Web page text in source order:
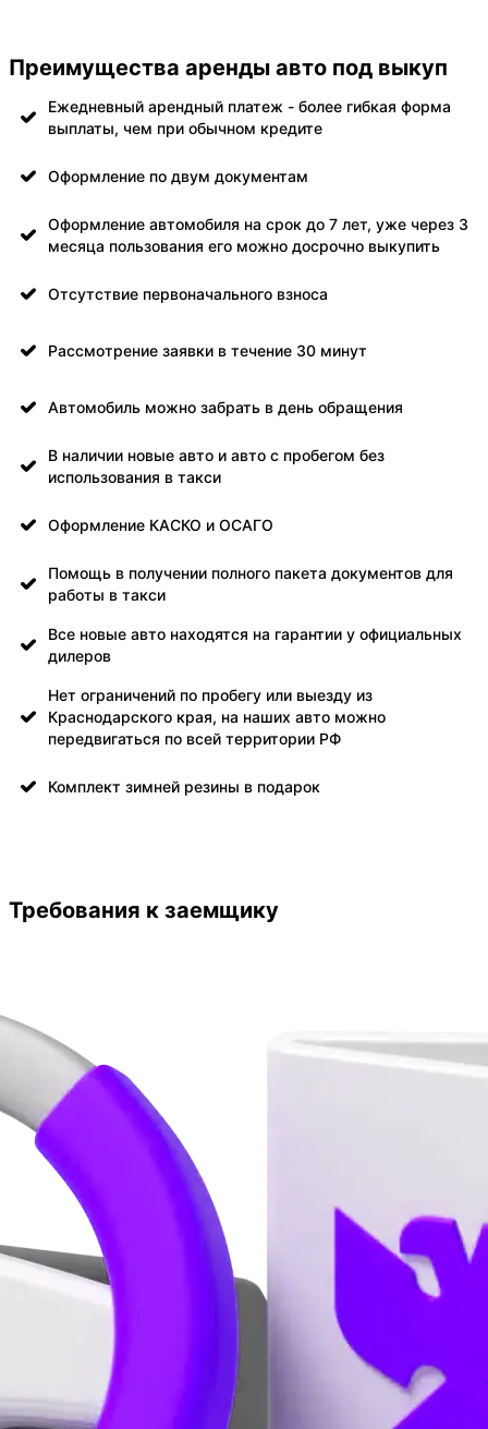
Преимущества аренды авто под выкуп
Ежедневный арендный платеж - более гибкая форма
выплаты, чем при обычном кредите
Оформление по двум документам
Оформление автомобиля на срок до 7 лет, уже через 3
месяца пользования его можно досрочно выкупить
Отсутствие первоначального взноса
Рассмотрение заявки в течение 30 минут
Автомобиль можно забрать в день обращения
В наличии новые авто и авто с пробегом без
использования в такси
Оформление КАСКО и ОСАГО
Помощь в получении полного пакета документов для
работы в такси
Все новые авто находятся на гарантии у официальных
дилеров
Нет ограничений по пробегу или выезду из
Краснодарского края, на наших авто можно
передвигаться по всей территории РФ
Комплект зимней резины в подарок
Требования к заемщику